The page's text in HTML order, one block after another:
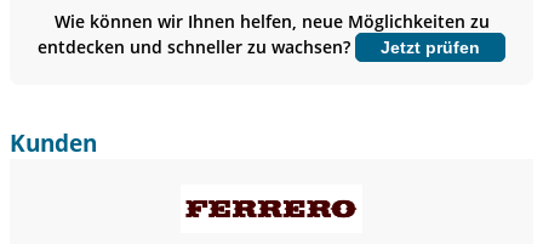
Jetzt anpassen
Wie können wir Ihnen helfen, neue Möglichkeiten zu
entdecken und schneller zu wachsen?
Jetzt prüfen
Kunden